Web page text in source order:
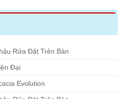
Rửa Đặt Trên Bàn
Đại
Evolution